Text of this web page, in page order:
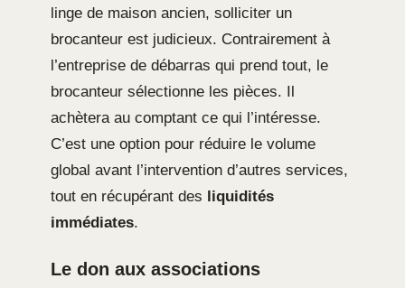
linge de maison ancien, solliciter un
brocanteur est judicieux. Contrairement à
l’entreprise de débarras qui prend tout, le
brocanteur sélectionne les pièces. Il
achètera au comptant ce qui l’intéresse.
C’est une option pour réduire le volume
global avant l’intervention d’autres services,
tout en récupérant des liquidités
immédiates.
Le don aux associations